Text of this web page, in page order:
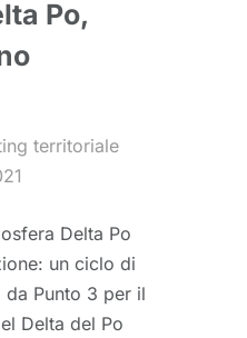
Po,
territoriale
Delta Po
un ciclo di
Punto 3 per il
Delta del Po